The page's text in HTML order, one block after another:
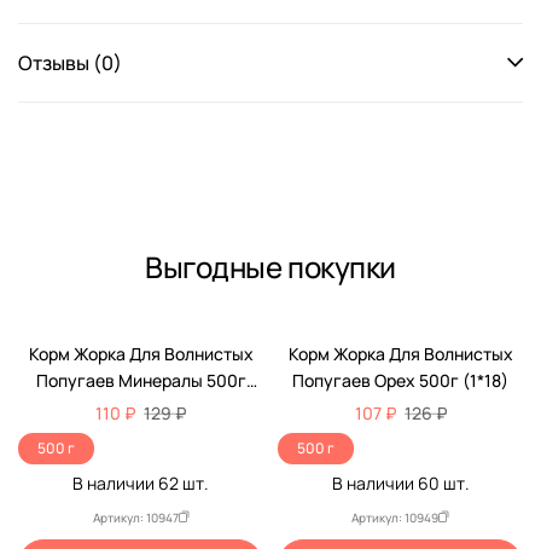
Отзывы (0)
Выгодные покупки
-15%
Корм Жорка Для Волнистых
Попугаев Минералы 500г
(1*18)
110 ₽ 129 ₽
500 г
В наличии 62 шт.
Артикул: 10947
-15%
Корм Жорка Для Волнистых
Попугаев Орех 500г (1*18)
107 ₽ 126 ₽
500 г
В наличии 60 шт.
Артикул: 10949